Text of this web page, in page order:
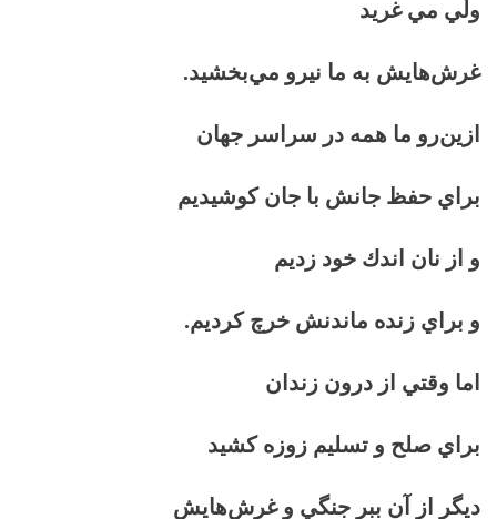
ولي مي غريد
غرش‌هايش به ما نيرو مي‌بخشيد.
ازين‌رو ما همه در سراسر جهان
براي حفظ جانش با جان كوشيديم
و از نان اندك خود زديم
و براي زنده ماندنش خرچ كرديم.
اما وقتي از درون زندان
براي صلح و تسليم زوزه كشيد
ديگر از آن ببر جنگي و غرش‌هايش